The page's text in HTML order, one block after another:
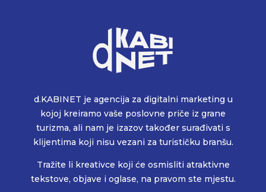
d.KABINET je agencija za digitalni marketing u
kojoj kreiramo vaše poslovne priče iz grane
turizma, ali nam je izazov također surađivati s
klijentima koji nisu vezani za turističku branšu.
Tražite li kreativce koji će osmisliti atraktivne
tekstove, objave i oglase, na pravom ste mjestu.